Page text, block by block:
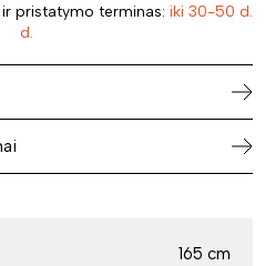
pristatymo terminas: iki 30-50 d.
d.
165 cm